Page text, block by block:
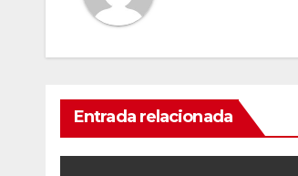
Entrada relacionada